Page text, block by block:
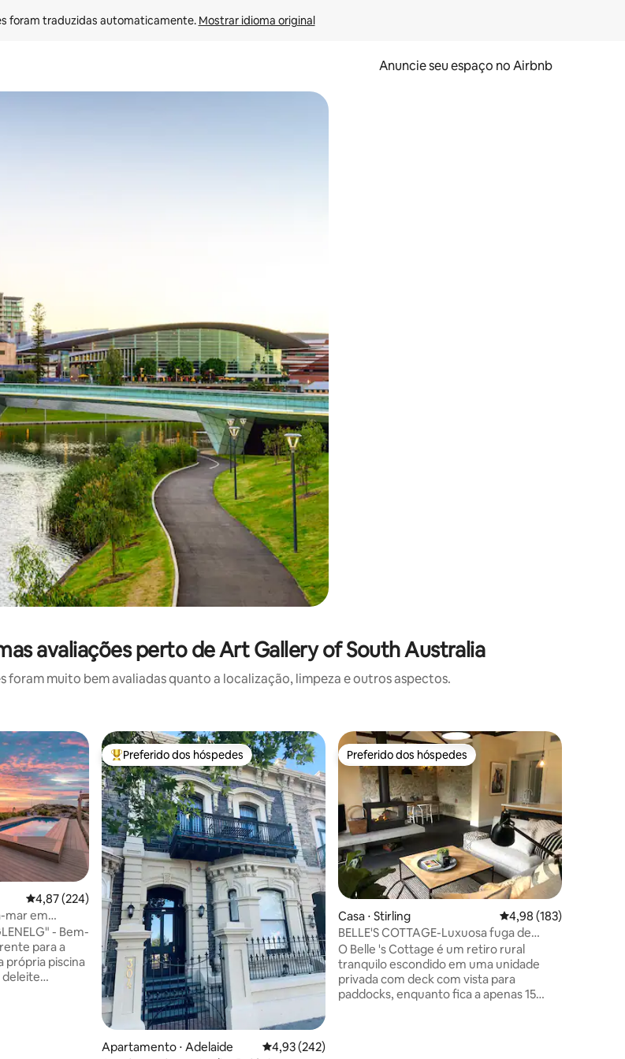
foram traduzidas automaticamente. Mostrar idioma original
Anuncie seu espaço no Airbnb
para cima e para baixo do teclado ou tocando e deslizando o dedo na tela.
avaliações perto de Art Gallery of South Australia
foram muito bem avaliadas quanto a localização, limpeza e outros aspectos.
4,87 de uma avaliação média de 5, 224 avaliações
4,87 (224)
mar em
e deck
- Bem-
para a
própria piscina
deleite
Entre os melhores preferidos dos hóspedes
Preferido dos hóspedes
Apartamento ⋅ Adelaide 4,93 de uma avaliação média de 5, 242 avaliações
4,93 (242)
Preferido dos hóspedes
Preferido dos hóspedes
Casa ⋅ Stirling 4,98 de uma avaliação
4,98 (183)
BELLE'S COTTAGE-Luxuosa fuga de
Stirling, 🔥🍂🎾🌲🐑🐓
O Belle 's Cottage é um retiro rural
tranquilo escondido em uma unidade
privada com deck com vista para
paddocks, enquanto fica a apenas 15